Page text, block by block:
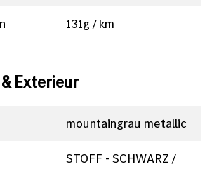
131g / km
Exterieur
mountaingrau metallic
STOFF - SCHWARZ /